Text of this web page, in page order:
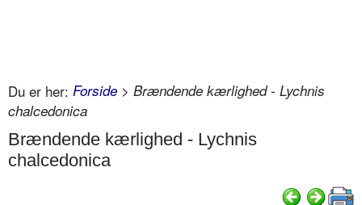
Du er her: Forside > Brændende kærlighed - Lychnis
chalcedonica
Brændende kærlighed - Lychnis
chalcedonica